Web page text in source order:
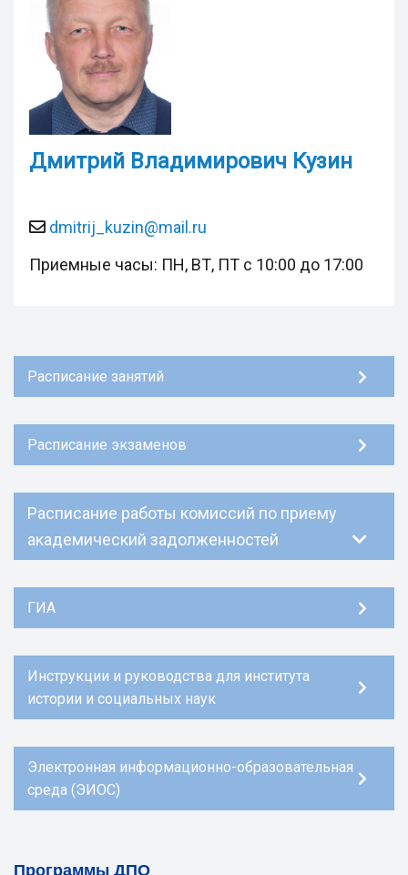
Дмитрий Владимирович Кузин
dmitrij_kuzin@mail.ru
Приемные часы: ПН, ВТ, ПТ с 10:00 до 17:00
Расписание занятий
Расписание экзаменов
Расписание работы комиссий по приему
академический задолженностей
ГИА
Инструкции и руководства для института
истории и социальных наук
Электронная информационно-образовательная
среда (ЭИОС)
Программы ДПО